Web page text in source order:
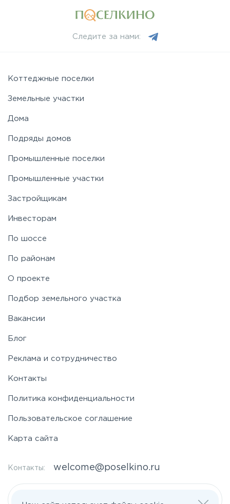
Новорижское
Носовихинское
Рогачёвское
Таракановское
Щелковское
Следите за нами:
Коттеджные поселки
Земельные участки
Дома
Подряды домов
Промышленные поселки
Промышленные участки
Застройщикам
Инвесторам
По шоссе
По районам
О проекте
Подбор земельного участка
Вакансии
Блог
Реклама и сотрудничество
Контакты
Политика конфиденциальности
Пользовательское соглашение
Карта сайта
Контакты: welcome@poselkino.ru